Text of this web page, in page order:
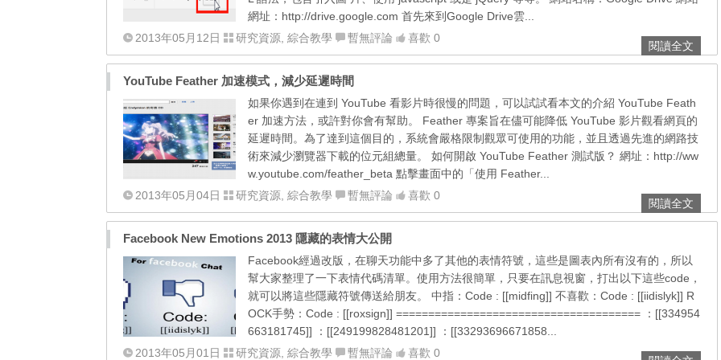
網址：http://drive.google.com 首先來到Google Drive雲...
2013年05月12日
研究資源 綜合教學 暫無評論 喜歡 0
閱讀全文
YouTube Feather 加速模式，減少延遲時間
如果你遇到在連到 YouTube 看影片時很慢的問題，可以試試看本文的介紹 YouTube Feath
er 加速方法，或許對你會有幫助。 Feather 專案旨在儘可能降低 YouTube 影片觀看網頁的
延遲時間。為了達到這個目的，系統會嚴格限制觀眾可使用的功能，並且透過先進的網路技
術來減少瀏覽器下載的位元組總量。 如何開啟 YouTube Feather 測試版？ 網址：http://ww
w.youtube.com/feather_beta 點擊畫面中的「使用 Feather...
2013年05月04日
研究資源 綜合教學 暫無評論 喜歡 0
閱讀全文
Facebook New Emotions 2013 隱藏的表情大公開
Facebook經過改版，在聊天功能中多了其他的表情符號，這些是圖表內所有沒有的，所以
幫大家整理了一下表情代碼清單。使用方法很簡單，只要在訊息視窗，打出以下這些code，
就可以將這些隱藏符號傳送給朋友。 中指：Code : [[midfing]] 不喜歡：Code : [[iidislyk]] R
OCK手勢：Code : [[roxsign]] ====================================== ：[[334954
663181745]] ：[[249199828481201]] ：[[33293696671858...
2013年05月01日
研究資源 綜合教學 暫無評論 喜歡 0